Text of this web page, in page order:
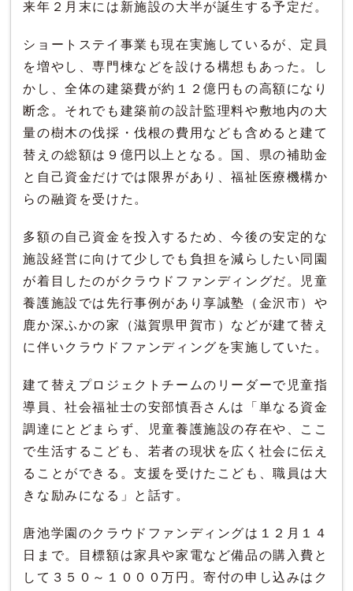
来年２月末には新施設の大半が誕生する予定だ。
ショートステイ事業も現在実施しているが、定員
を増やし、専門棟などを設ける構想もあった。し
かし、全体の建築費が約１２億円もの高額になり
断念。それでも建築前の設計監理料や敷地内の大
量の樹木の伐採・伐根の費用なども含めると建て
替えの総額は９億円以上となる。国、県の補助金
と自己資金だけでは限界があり、福祉医療機構か
らの融資を受けた。
多額の自己資金を投入するため、今後の安定的な
施設経営に向けて少しでも負担を減らしたい同園
が着目したのがクラウドファンディングだ。児童
養護施設では先行事例があり享誠塾（金沢市）や
鹿か深ふかの家（滋賀県甲賀市）などが建て替え
に伴いクラウドファンディングを実施していた。
建て替えプロジェクトチームのリーダーで児童指
導員、社会福祉士の安部慎吾さんは「単なる資金
調達にとどまらず、児童養護施設の存在や、ここ
で生活するこども、若者の現状を広く社会に伝え
ることができる。支援を受けたこども、職員は大
きな励みになる」と話す。
唐池学園のクラウドファンディングは１２月１４
日まで。目標額は家具や家電など備品の購入費と
して３５０～１０００万円。寄付の申し込みはク